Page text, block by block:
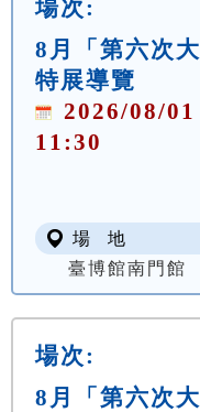
場次:
8月「第六次
特展導覽
2026/08/
11:30
場 地
臺博館南門館
場次:
8月「第六次